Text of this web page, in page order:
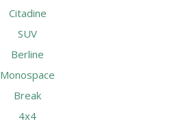
Citadine
SUV
Berline
Monospace
Break
4x4